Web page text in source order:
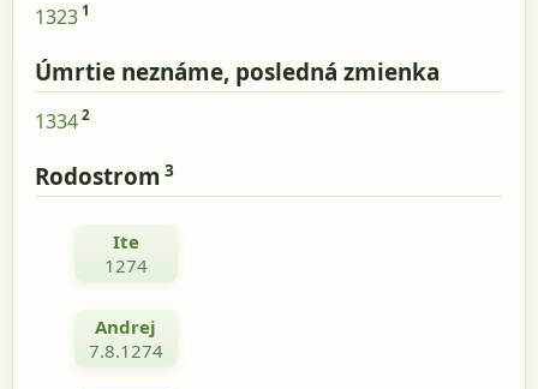
1323 1
Úmrtie neznáme, posledná zmienka
1334 2
Rodostrom 3
Ite
1274
Andrej
7.8.1274